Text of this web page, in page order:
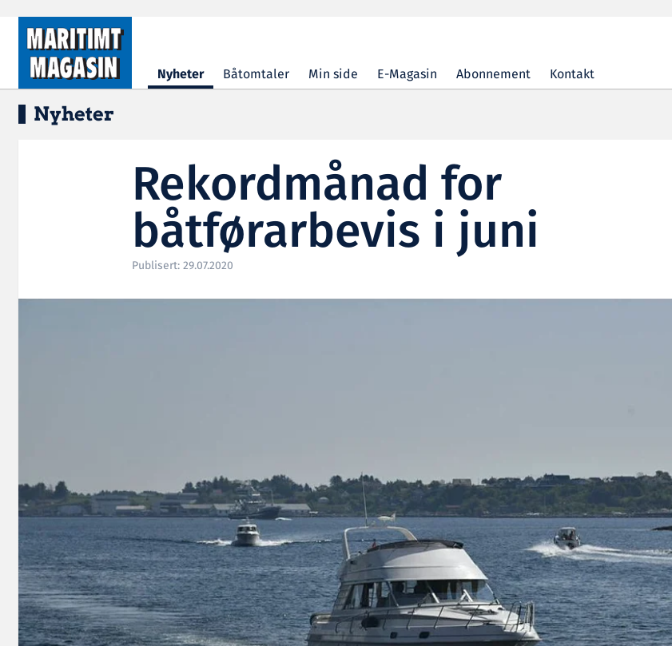
Hopp til hovedinnhold
Nyheter Båtomtaler Min side E-Magasin Abonnement Kontakt
Nyheter
Rekordmånad for
båtførarbevis i juni
Publisert: 29.07.2020